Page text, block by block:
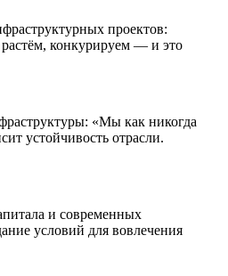
проектов:
конкурируем — и это
«Мы как никогда
устойчивость отрасли.
и современных
условий для вовлечения